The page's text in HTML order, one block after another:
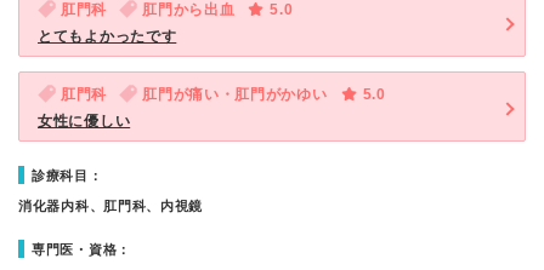
肛門科 肛門から出血
5.0
とてもよかったです
肛門科 肛門が痛い・肛門がかゆい
5.0
女性に優しい
診療科目：
消化器内科、肛門科、内視鏡
専門医・資格：